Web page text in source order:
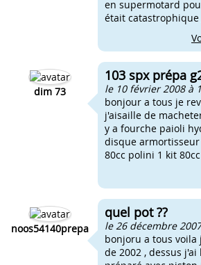
en supermotard
était catastrophique
dim 73
103 spx prépa
le 10 février 2008 à
bonjour a tous je
j'aisaille de
y a fourche paioli
disque
80cc polini 1 kit
noos54140prepa
quel pot ??
le 26 décembre
bonjoru a tous
de 2002 , dessus j'ai